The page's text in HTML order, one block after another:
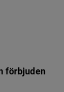
förbjuden